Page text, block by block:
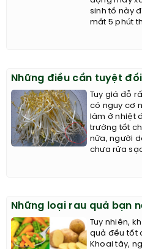
sinh tố này
mất 5 phút
Những điều cần tuyệt
Tuy giá đỗ
có nguy cơ
làm ở nhiệt
trường tốt
nữa, người
chưa rửa
Những loại rau quả bạn
Tuy nhiên,
quả đều tốt
Khoai tây,